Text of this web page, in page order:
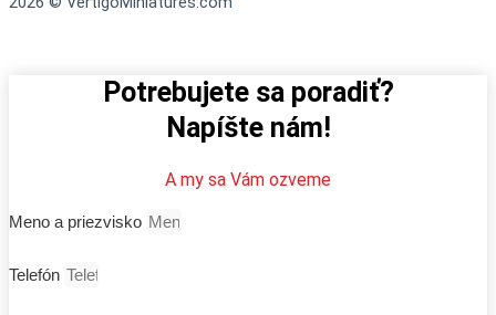
Potrebujete sa poradiť?
Napíšte nám!
A my sa Vám ozveme
Meno a priezvisko
Telefón